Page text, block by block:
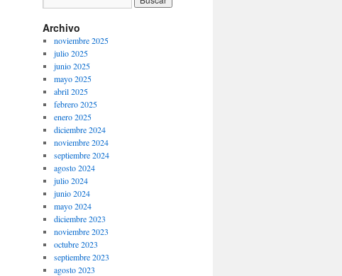
Archivo
noviembre 2025
julio 2025
junio 2025
mayo 2025
abril 2025
febrero 2025
enero 2025
diciembre 2024
noviembre 2024
septiembre 2024
agosto 2024
julio 2024
junio 2024
mayo 2024
diciembre 2023
noviembre 2023
octubre 2023
septiembre 2023
agosto 2023